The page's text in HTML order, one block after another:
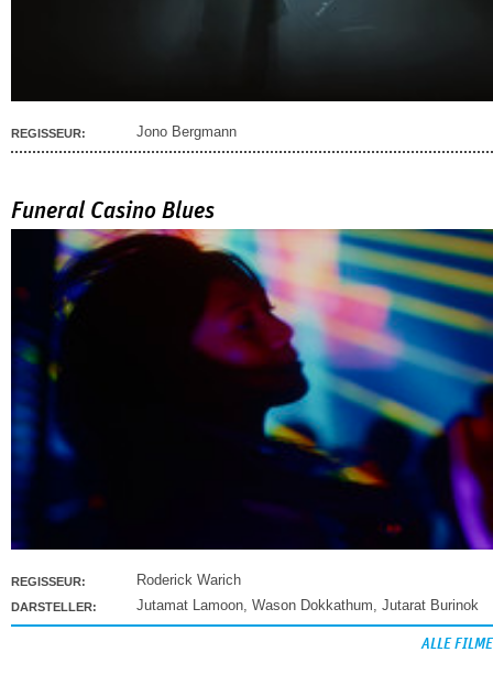
REGISSEUR: Jono Bergmann
Funeral Casino Blues
REGISSEUR: Roderick Warich
DARSTELLER: Jutamat Lamoon, Wason Dokkathum, Jutarat Burinok
ALLE FILME